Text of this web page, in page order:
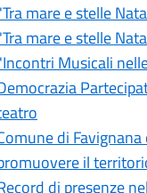
mare e stelle
mare e stelle
Musicali
di
il
di presenze